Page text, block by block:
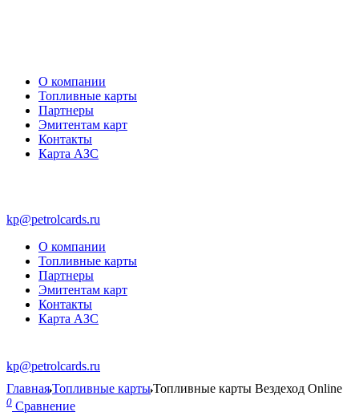
О компании
Топливные карты
Партнеры
Эмитентам карт
Контакты
Карта АЗС
kp@petrolcards.ru
О компании
Топливные карты
Партнеры
Эмитентам карт
Контакты
Карта АЗС
kp@petrolcards.ru
ГлавнаяТопливные картыТопливные карты Вездеход Online
0 Сравнение